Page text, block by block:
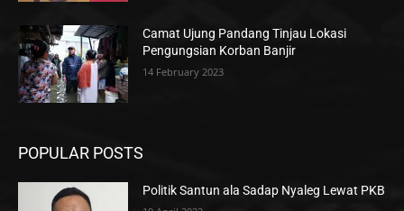
Camat Ujung Pandang Tinjau Lokasi
Pengungsian Korban Banjir
14 February 2023
POPULAR POSTS
Politik Santun ala Sadap Nyaleg Lewat PKB